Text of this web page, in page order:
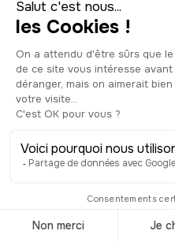
Le
Venise
dates